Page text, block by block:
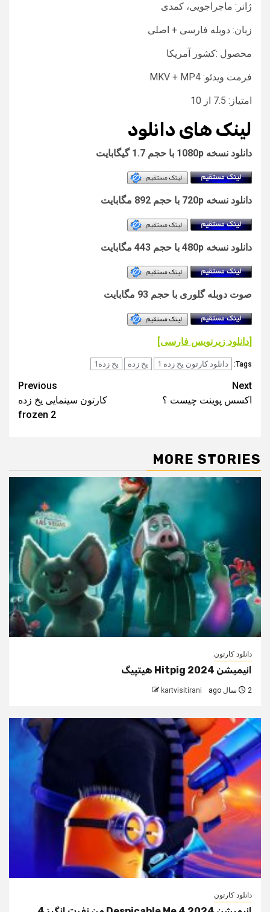
ژانر: ماجراجویی، کمدی
زبان: دوبله فارسی + اصلی
محصول :کشور آمریکا
فرمت ویدئو: MKV + MP4
امتیاز: 7.5 از 10
لینک های دانلود
دانلود نسخه 1080p با حجم 1.7 گیگابایت
دانلود نسخه 720p با حجم 892 مگابایت
دانلود نسخه 480p با حجم 443 مگابایت
صوت دوبله گلوری با حجم 93 مگابایت
دانلود زیرنویس فارسی
Tags: دانلود کارتون یخ زده 1 یخ زده یخ زده1
Post
navigation
Previous
کارتون سینمایی یخ زده
frozen 2
Next
اکسس پوینت چیست ؟
MORE STORIES
دانلود کارتون
انیمیشن Hitpig 2024 هیتپیگ
2 سال ago kartvisitirani
دانلود کارتون